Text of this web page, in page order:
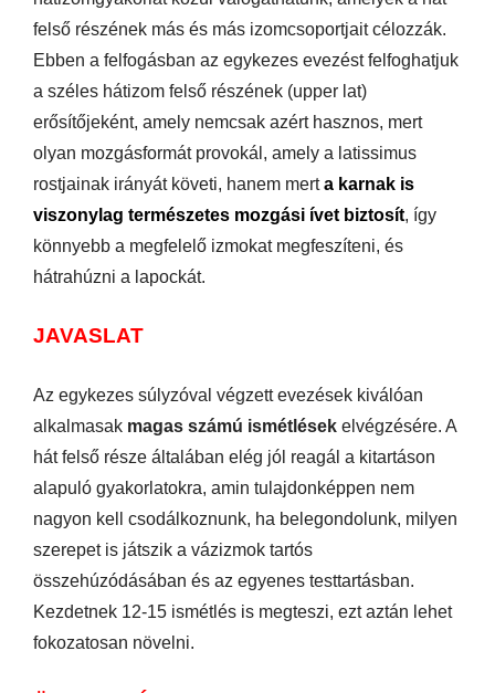
felső részének más és más izomcsoportjait célozzák.
Ebben a felfogásban az egykezes evezést felfoghatjuk
a széles hátizom felső részének (upper lat)
erősítőjeként, amely nemcsak azért hasznos, mert
olyan mozgásformát provokál, amely a latissimus
rostjainak irányát követi, hanem merta karnak is
viszonylag természetes mozgási ívet biztosít, így
könnyebb a megfelelő izmokat megfeszíteni, és
hátrahúzni a lapockát.
JAVASLAT
Az egykezes súlyzóval végzett evezések kiválóan
alkalmasak magas számú ismétlések elvégzésére. A
hát felső része általában elég jól reagál a kitartáson
alapuló gyakorlatokra, amin tulajdonképpen nem
nagyon kell csodálkoznunk, ha belegondolunk, milyen
szerepet is játszik a vázizmok tartós
összehúzódásában és az egyenes testtartásban.
Kezdetnek 12-15 ismétlés is megteszi, ezt aztán lehet
fokozatosan növelni.